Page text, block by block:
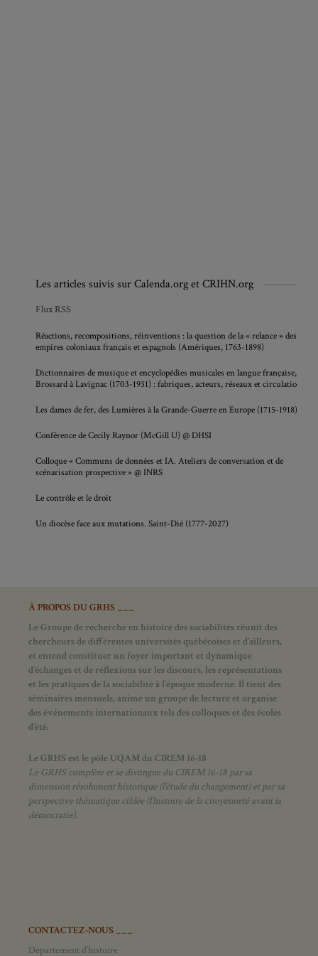
Les articles suivis sur Calenda.org et CRIHN.org
Flux RSS
Réactions, recompositions, réinventions : la question de la « relance » des
empires coloniaux français et espagnols (Amériques, 1763-1898)
Dictionnaires de musique et encyclopédies musicales en langue française, de
Brossard à Lavignac (1703-1931) : fabriques, acteurs, réseaux et circulations
Les dames de fer, des Lumières à la Grande-Guerre en Europe (1715-1918)
Conférence de Cecily Raynor (McGill U) @ DHSI
Colloque « Communs de données et IA. Ateliers de conversation et de
scénarisation prospective » @ INRS
Le contrôle et le droit
Un diocèse face aux mutations. Saint-Dié (1777-2027)
À PROPOS DU GRHS ___
Le Groupe de recherche en histoire des sociabilités réunit des
chercheurs de différentes universités québécoises et d’ailleurs,
et entend constituer un foyer important et dynamique
d’échanges et de réflexions sur les discours, les représentations
et les pratiques de la sociabilité à l’époque moderne. Il tient des
séminaires mensuels, anime un groupe de lecture et organise
des événements internationaux tels des colloques et des écoles
d’été.
Le GRHS est le pôle UQAM du CIREM 16-18
Le GRHS complète et se distingue du CIREM 16-18 par sa
dimension résolument historique (l’étude du changement) et par sa
perspective thématique ciblée (l’histoire de la citoyenneté avant la
démocratie).
CONTACTEZ-NOUS ___
Département d’histoire